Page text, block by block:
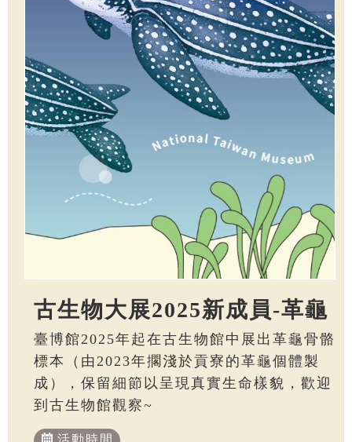
古生物大展2025新成員-革龜
臺博館2025年起在古生物館中展出革龜骨骼
標本（由2023年擱淺於貢寮的革龜個體製
成），保留細節以呈現真實生命樣貌，歡迎
到古生物館觀察~